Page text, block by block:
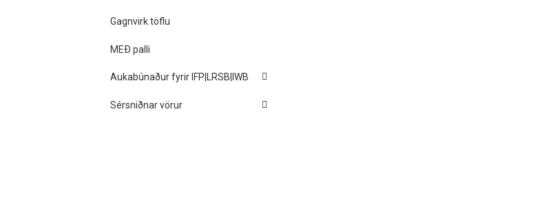
Gagnvirk töflu
MEÐ palli
Aukabúnaður fyrir IFP|LRSB|IWB
Sérsniðnar vörur